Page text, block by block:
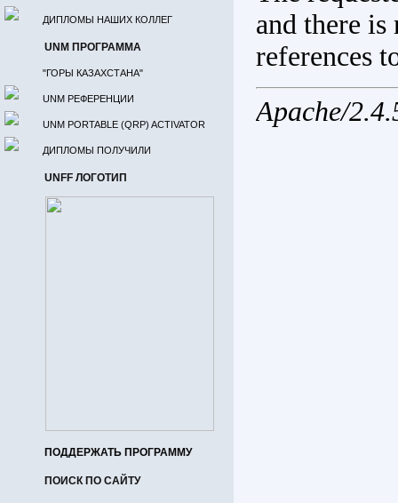
ДИПЛОМЫ НАШИХ КОЛЛЕГ
UNM ПРОГРАММА
"ГОРЫ КАЗАХСТАНА"
UNM РЕФЕРЕНЦИИ
UNM PORTABLE (QRP) ACTIVATOR
ДИПЛОМЫ ПОЛУЧИЛИ
UNFF ЛОГОТИП
ПОДДЕРЖАТЬ ПРОГРАММУ
ПОИСК ПО САЙТУ